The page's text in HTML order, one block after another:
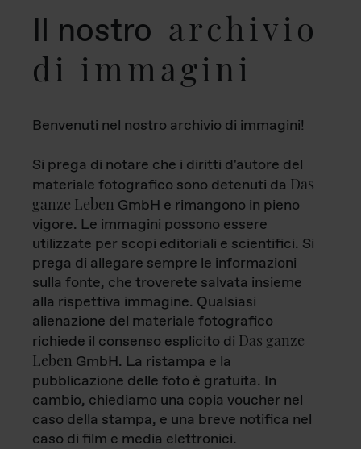
Il nostro archivio
di immagini
Benvenuti nel nostro archivio di immagini!
Si prega di notare che i diritti d'autore del
materiale fotografico sono detenuti da Das
ganze Leben GmbH e rimangono in pieno
vigore. Le immagini possono essere
utilizzate per scopi editoriali e scientifici. Si
prega di allegare sempre le informazioni
sulla fonte, che troverete salvata insieme
alla rispettiva immagine. Qualsiasi
alienazione del materiale fotografico
richiede il consenso esplicito di Das ganze
Leben GmbH. La ristampa e la
pubblicazione delle foto è gratuita. In
cambio, chiediamo una copia voucher nel
caso della stampa, e una breve notifica nel
caso di film e media elettronici.